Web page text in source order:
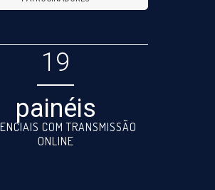
19
painéis
COM TRANSMISSÃO
ONLINE